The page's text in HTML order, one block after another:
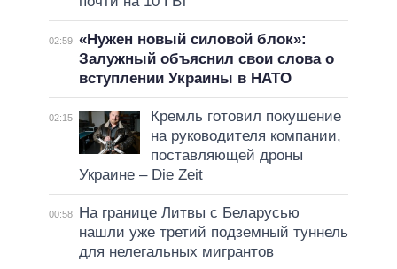
02:59 «Нужен новый силовой блок»:
Залужный объяснил свои слова о
вступлении Украины в НАТО
02:15
Кремль готовил покушение
на руководителя компании,
поставляющей дроны
Украине – Die Zeit
00:58
На границе Литвы с Беларусью
нашли уже третий подземный туннель
для нелегальных мигрантов